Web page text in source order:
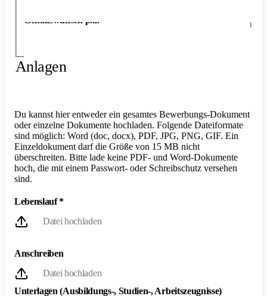
Gehaltswunsch p.a.
Anlagen
Du kannst hier entweder ein gesamtes Bewerbungs-Dokument
oder einzelne Dokumente hochladen. Folgende Dateiformate
sind möglich: Word (doc, docx), PDF, JPG, PNG, GIF. Ein
Einzeldokument darf die Größe von 15 MB nicht
überschreiten. Bitte lade keine PDF- und Word-Dokumente
hoch, die mit einem Passwort- oder Schreibschutz versehen
sind.
Lebenslauf*
Datei hochladen
Anschreiben
Datei hochladen
Unterlagen (Ausbildungs-, Studien-, Arbeitszeugnisse)